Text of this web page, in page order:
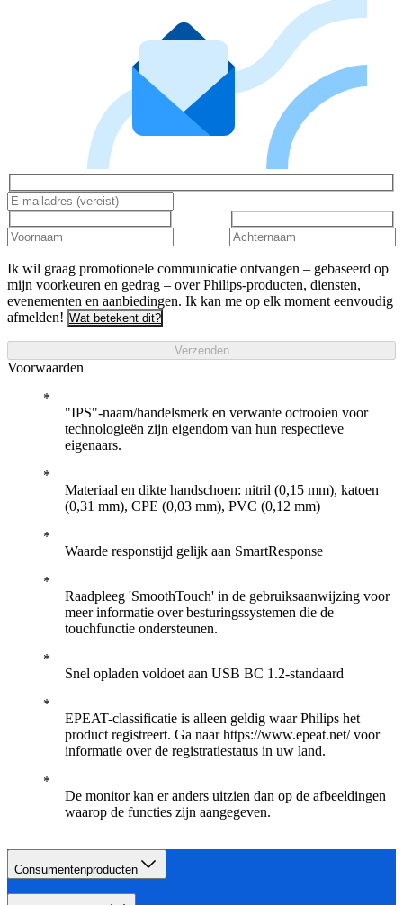
Ik wil graag promotionele communicatie ontvangen – gebaseerd op
mijn voorkeuren en gedrag – over Philips-producten, diensten,
evenementen en aanbiedingen. Ik kan me op elk moment eenvoudig
afmelden! Wat betekent dit?
Verzenden
Voorwaarden
"IPS"-naam/handelsmerk en verwante octrooien voor
technologieën zijn eigendom van hun respectieve
eigenaars.
Materiaal en dikte handschoen: nitril (0,15 mm), katoen
(0,31 mm), CPE (0,03 mm), PVC (0,12 mm)
Waarde responstijd gelijk aan SmartResponse
Raadpleeg 'SmoothTouch' in de gebruiksaanwijzing voor
meer informatie over besturingssystemen die de
touchfunctie ondersteunen.
Snel opladen voldoet aan USB BC 1.2-standaard
EPEAT-classificatie is alleen geldig waar Philips het
product registreert. Ga naar https://www.epeat.net/ voor
informatie over de registratiestatus in uw land.
De monitor kan er anders uitzien dan op de afbeeldingen
waarop de functies zijn aangegeven.
Consumentenproducten